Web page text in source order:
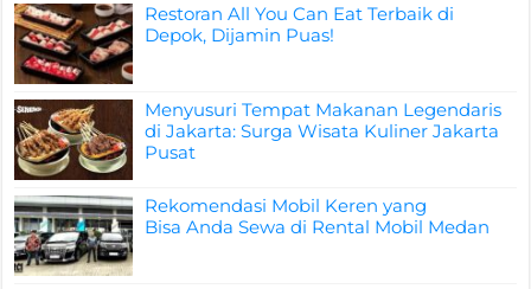
Restoran All You Can Eat Terbaik di
Depok, Dijamin Puas!
Menyusuri Tempat Makanan Legendaris
di Jakarta: Surga Wisata Kuliner Jakarta
Pusat
Rekomendasi Mobil Keren yang
Bisa Anda Sewa di Rental Mobil Medan